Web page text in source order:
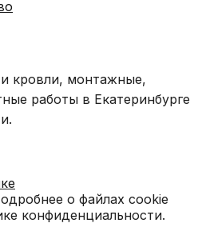
кровли, монтажные,
работы в Екатеринбурге
о файлах cookie
конфиденциальности.